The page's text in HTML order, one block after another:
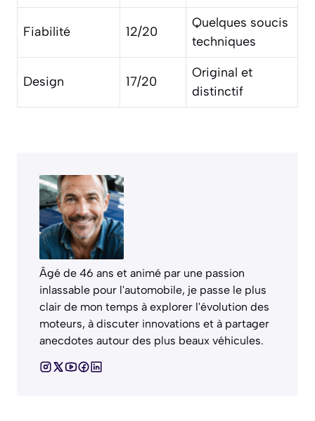
Fiabilité 12/20
Quelques soucis
techniques
Design 17/20
Original et
distinctif
Âgé de 46 ans et animé par une passion
inlassable pour l'automobile, je passe le plus
clair de mon temps à explorer l'évolution des
moteurs, à discuter innovations et à partager
anecdotes autour des plus beaux véhicules.